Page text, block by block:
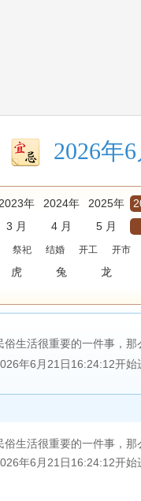
2026年
2023年 2024年 2025年
3 月 4 月 5 月
祭祀 结婚 开工 开市
虎 兔 龙
俗生活很重要的一件事，
年6月21日16:24:12开始
活很重要的一件事，那
年6月21日16:24:12开